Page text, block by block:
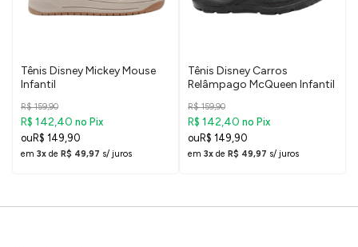
Tênis Disney Mickey Mouse
Infantil
R$ 159,90
R$ 142,40 no Pix
R$ 149,90
em 3x de R$ 49,97 s/ juros
Tênis Disney Carros
Relâmpago McQueen Infantil
R$ 159,90
R$ 142,40 no Pix
R$ 149,90
em 3x de R$ 49,97 s/ juros